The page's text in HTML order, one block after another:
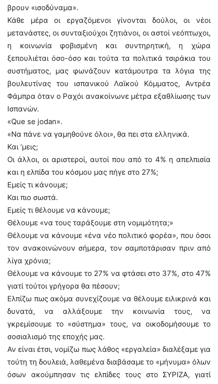
βρουν «ισοδύναμα».
Κάθε μέρα οι εργαζόμενοι γίνονται δούλοι, οι νέοι
μετανάστες, οι συνταξιούχοι ζητιάνοι, οι αστοί νεόπτωχοι,
η κοινωνία φοβισμένη και συντηρητική, η χώρα
ξεπουλιέται όσο-όσο και τούτα τα πολιτικά τσιράκια του
συστήματος, μας φωνάζουν κατάμουτρα τα λόγια της
βουλευτίνας του ισπανικού Λαϊκού Κόμματος, Αντρέα
Φάμπρα όταν ο Ραχόι ανακοίνωνε μέτρα εξαθλίωσης των
Ισπανών.
«Que se jodan».
«Να πάνε να γαμηθούνε όλοι», θα πει στα ελληνικά.
Και ’μεις;
Οι άλλοι, οι αριστεροί, αυτοί που από το 4% η απελπισία
και η ελπίδα του κόσμου μας πήγε στο 27%;
Εμείς τι κάνουμε;
Και πιο σωστά.
Εμείς τι θέλουμε να κάνουμε;
Θέλουμε «να τους ταράξουμε στη νομιμότητα;»
Θέλουμε να κάνουμε «ένα νέο πολιτικό φορέα», που όσοι
τον ανακοινώνουν σήμερα, τον σαμποτάρισαν πριν από
λίγα χρόνια;
Θέλουμε να κάνουμε το 27% να φτάσει στο 37%, στο 47%
γιατί τούτοι γρήγορα θα πέσουν;
Ελπίζω πως ακόμα συνεχίζουμε να θέλουμε ειλικρινά και
δυνατά, να αλλάξουμε την κοινωνία τους, να
γκρεμίσουμε το «σύστημα» τους, να οικοδομήσουμε το
σοσιαλισμό της εποχής μας.
Αν είναι έτσι, νομίζω πως λάθος «εργαλεία» διαλέξαμε για
τούτη τη δουλειά, λαθεμένα διαβάσαμε το «μήνυμα» όλων
όσων ακούμπησαν τις ελπίδες τους στο ΣΥΡΙΖΑ, γιατί